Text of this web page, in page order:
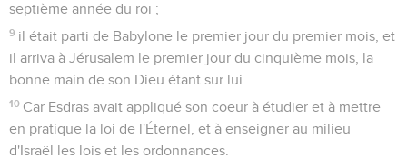
septième année du roi ;
9 il était parti de Babylone le premier jour du premier mois, et
il arriva à Jérusalem le premier jour du cinquième mois, la
bonne main de son Dieu étant sur lui.
10 Car Esdras avait appliqué son coeur à étudier et à mettre
en pratique la loi de l'Éternel, et à enseigner au milieu
d'Israël les lois et les ordonnances.